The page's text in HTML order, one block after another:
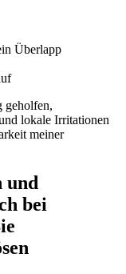
Überlapp
geholfen,
lokale Irritationen
meiner
und
bei